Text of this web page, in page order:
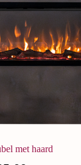
met haard